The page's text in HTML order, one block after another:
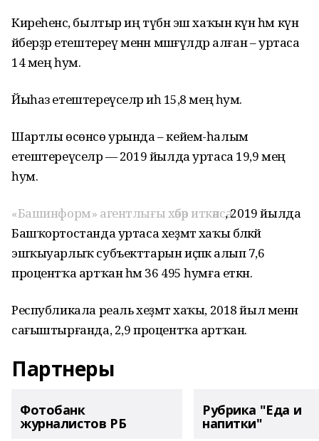
Киреһенсә, былтыр иң түбән эш хаҡын күн һәм күн
әйберҙәр етештереү менән мәшғүлдәр алған – уртаса
14 мең һум.
Йыһаз етештереүселәр иһә 15,8 мең һум.
Шартлы өсөнсө урында – кейем-һалым
етештереүселәр — 2019 йылда уртаса 19,9 мең
һум.
«Башинформ» агентлығы хәбәр иткәнсә, 2019 йылда
Башҡортостанда уртаса хеҙмәт хаҡы бәләкәй
эшҡыуарлыҡ субъекттарын иҫәпкә алып 7,6
процентҡа артҡан һәм 36 495 һумға еткән.
Республикала реаль хеҙмәт хаҡы, 2018 йыл менән
сағыштырғанда, 2,9 процентҡа артҡан.
Партнеры
Фотобанк
журналистов РБ
Рубрика "Еда и
напитки"